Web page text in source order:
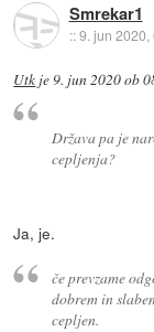
Smrekar1
::9. jun 2020,
Utk je9. jun 2020 ob
Država pa je
cepljenja?
Ja, je.
če prevzame
dobrem in
cepljen.